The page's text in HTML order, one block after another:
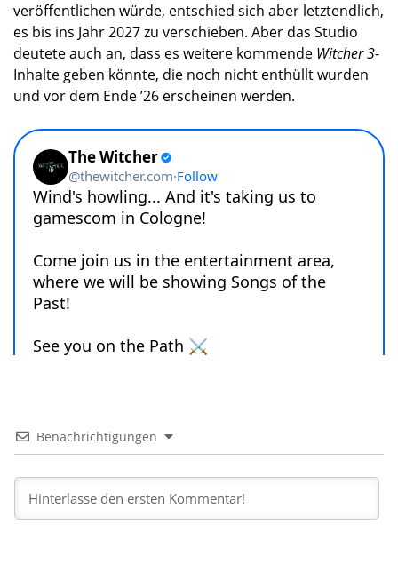
veröffentlichen würde, entschied sich aber letztendlich,
es bis ins Jahr 2027 zu verschieben. Aber das Studio
deutete auch an, dass es weitere kommende Witcher 3-
Inhalte geben könnte, die noch nicht enthüllt wurden
und vor dem Ende ’26 erscheinen werden.
Benachrichtigungen